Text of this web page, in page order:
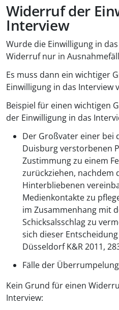
Widerruf der
Interview
Wurde die Einwilligung in
Widerruf nur in
Es muss dann ein wichtiger
Einwilligung in das Interview
Beispiel für einen wichtigen
der Einwilligung in das
Der Großvater einer bei
Duisburg verstorbenen
Zustimmung zu einem
zurückziehen, nachdem
Hinterbliebenen
Medienkontakte zu
im Zusammenhang mit
Schicksalsschlag zu
sich dieser
Düsseldorf K&R 2011,
Fälle der Überrumpelung
Kein Grund für einen
Interview: